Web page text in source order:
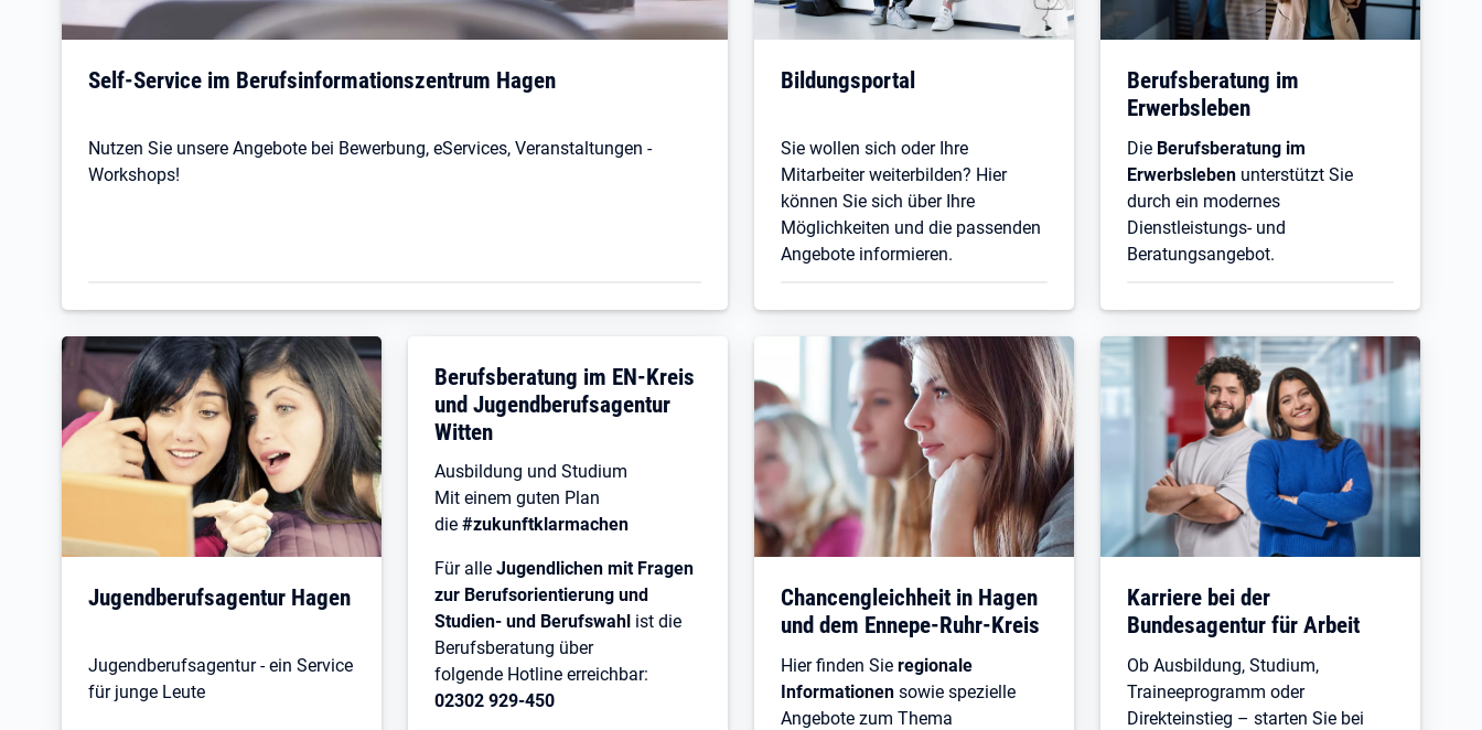
Self-Service im Berufsinformationszentrum Hagen
Nutzen Sie unsere Angebote bei Bewerbung, eServices, Veranstaltungen -
Workshops!
Bildungsportal
Sie wollen sich oder Ihre
Mitarbeiter weiterbilden? Hier
können Sie sich über Ihre
Möglichkeiten und die passenden
Angebote informieren.
Berufsberatung im
Erwerbsleben
Die Berufsberatung im
Erwerbsleben unterstützt Sie
durch ein modernes
Dienstleistungs- und
Beratungsangebot.
Jugendberufsagentur Hagen
Jugendberufsagentur - ein Service
für junge Leute
Berufsberatung im EN-Kreis
und Jugendberufsagentur
Witten
Ausbildung und Studium
Mit einem guten Plan
die #zukunftklarmachen
Für alle Jugendlichen mit Fragen
zur Berufsorientierung und
Studien- und Berufswahl ist die
Berufsberatung über
folgende Hotline erreichbar:
02302 929-450
Chancengleichheit in Hagen
und dem Ennepe-Ruhr-Kreis
Hier finden Sie regionale
Informationen sowie spezielle
Angebote zum Thema
Karriere bei der
Bundesagentur für Arbeit
Ob Ausbildung, Studium,
Traineeprogramm oder
Direkteinstieg – starten Sie bei